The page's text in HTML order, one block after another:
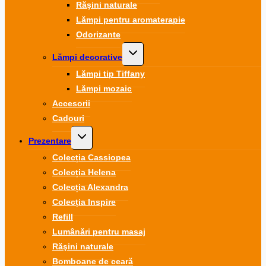
Răşini naturale
Lămpi pentru aromaterapie
Odorizante
Lămpi decorative
Toggle
child
menu
Lămpi tip Tiffany
Lămpi mozaic
Accesorii
Cadouri
Prezentare
Toggle
child
menu
Colecția Cassiopea
Colecția Helena
Colecția Alexandra
Colecția Inspire
Refill
Lumânări pentru masaj
Răşini naturale
Bomboane de ceară